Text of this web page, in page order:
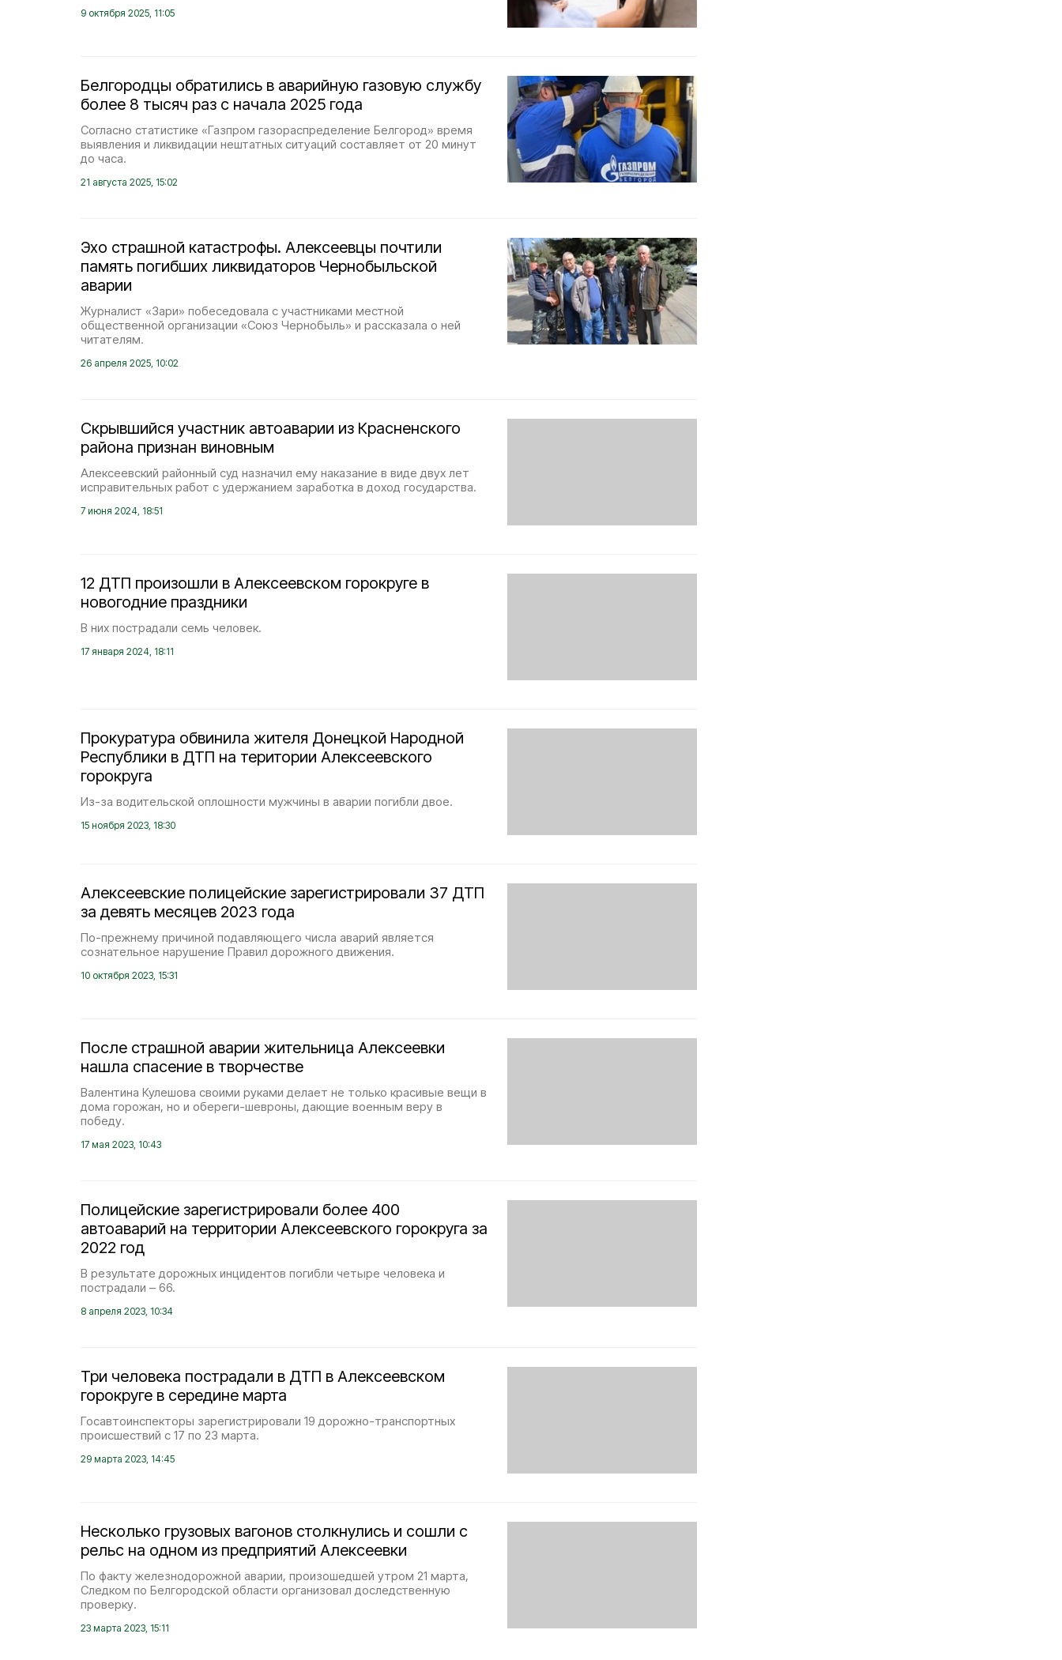
9 октября 2025, 11:05
Белгородцы обратились в аварийную газовую службу
более 8 тысяч раз с начала 2025 года
Согласно статистике «Газпром газораспределение Белгород» время
выявления и ликвидации нештатных ситуаций составляет от 20 минут
до часа.
21 августа 2025, 15:02
Эхо страшной катастрофы. Алексеевцы почтили
память погибших ликвидаторов Чернобыльской
аварии
Журналист «Зари» побеседовала с участниками местной
общественной организации «Союз Чернобыль» и рассказала о ней
читателям.
26 апреля 2025, 10:02
Скрывшийся участник автоаварии из Красненского
района признан виновным
Алексеевский районный суд назначил ему наказание в виде двух лет
исправительных работ с удержанием заработка в доход государства.
7 июня 2024, 18:51
12 ДТП произошли в Алексеевском горокруге в
новогодние праздники
В них пострадали семь человек.
17 января 2024, 18:11
Прокуратура обвинила жителя Донецкой Народной
Республики в ДТП на територии Алексеевского
горокруга
Из-за водительской оплошности мужчины в аварии погибли двое.
15 ноября 2023, 18:30
Алексеевские полицейские зарегистрировали 37 ДТП
за девять месяцев 2023 года
По-прежнему причиной подавляющего числа аварий является
сознательное нарушение Правил дорожного движения.
10 октября 2023, 15:31
После страшной аварии жительница Алексеевки
нашла спасение в творчестве
Валентина Кулешова своими руками делает не только красивые вещи в
дома горожан, но и обереги-шевроны, дающие военным веру в
победу.
17 мая 2023, 10:43
Полицейские зарегистрировали более 400
автоаварий на территории Алексеевского горокруга за
2022 год
В результате дорожных инцидентов погибли четыре человека и
пострадали – 66.
8 апреля 2023, 10:34
Три человека пострадали в ДТП в Алексеевском
горокруге в середине марта
Госавтоинспекторы зарегистрировали 19 дорожно-транспортных
происшествий с 17 по 23 марта.
29 марта 2023, 14:45
Несколько грузовых вагонов столкнулись и сошли с
рельс на одном из предприятий Алексеевки
По факту железнодорожной аварии, произошедшей утром 21 марта,
Следком по Белгородской области организовал доследственную
проверку.
23 марта 2023, 15:11